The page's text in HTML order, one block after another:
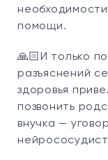
помощи.
🙏🏻И только
разъяснений
здоровья
позвонить
внучка —